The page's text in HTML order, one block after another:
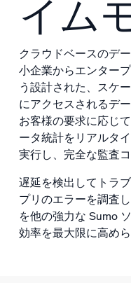
イム
クラウドベースのデ
小企業からエンター
う設計された、スケ
にアクセスされるデ
お客様の要求に応じ
ータ統計をリアルタ
実行し、完全な監査
遅延を検出してトラ
プリのエラーを調査
を他の強力な Sumo
効率を最大限に高めら